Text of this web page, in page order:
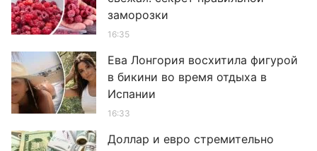
заморозки
16:35
Ева Лонгория восхитила фигурой
в бикини во время отдыха в
Испании
16:33
Доллар и евро стремительно